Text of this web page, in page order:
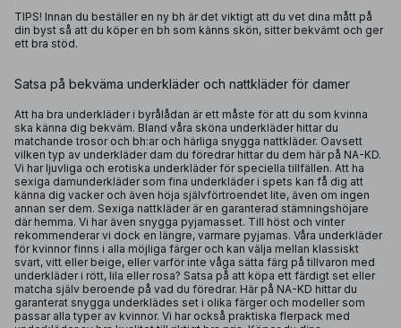
TIPS! Innan du beställer en ny bh är det viktigt att du vet dina mått på
din byst så att du köper en bh som känns skön, sitter bekvämt och ger
ett bra stöd.
Satsa på bekväma underkläder och nattkläder för damer
Att ha bra underkläder i byrålådan är ett måste för att du som kvinna
ska känna dig bekväm. Bland våra sköna underkläder hittar du
matchande trosoroch bh:ar och härliga snygga nattkläder. Oavsett
vilken typ av underkläder dam du föredrar hittar du dem här på NA-KD.
Vi har ljuvliga och erotiska underkläder för speciella tillfällen. Att ha
sexiga damunderkläder som fina underkläder i spets kan få dig att
känna dig vacker och även höja självförtroendet lite, även om ingen
annan ser dem. Sexiga nattkläder är en garanterad stämningshöjare
där hemma. Vi har även snygga pyjamasset. Till höst och vinter
rekommenderar vi dock en längre, varmare pyjamas. Våra underkläder
för kvinnor finns i alla möjliga färger och kan välja mellan klassiskt
svart, vitt eller beige, eller varför inte våga sätta färg på tillvaron med
underkläder i rött, lila eller rosa? Satsa på att köpa ett färdigt set eller
matcha själv beroende på vad du föredrar. Här på NA-KD hittar du
garanterat snygga underklädes set i olika färger och modeller som
passar alla typer av kvinnor. Vi har också praktiska flerpack med